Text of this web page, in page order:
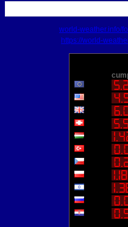
world-weather.info/
https://world-